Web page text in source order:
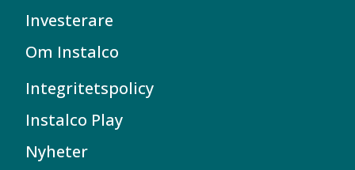
Investerare
Om Instalco
Integritetspolicy
Instalco Play
Nyheter